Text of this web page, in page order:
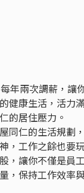
年兩次調薪，讓
健康生活，活力
的居住壓力。
同仁的生活規劃
，工作之餘也要
，讓你不僅是員
，保持工作效率